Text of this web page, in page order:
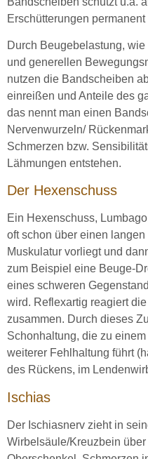
Erschütterungen
Durch Beugebelastung,
und generellen
nutzen die Bandscheiben
einreißen und Anteile des
das nennt man einen
Nervenwurzeln/
Schmerzen bzw.
Lähmungen entstehen.
Der Hexenschuss
Ein Hexenschuss,
oft schon über einen
Muskulatur vorliegt und
zum Beispiel eine Beuge-
eines schweren
wird. Reflexartig reagiert
zusammen. Durch dieses
Schonhaltung, die zu
weiterer Fehlhaltung führt
des Rückens, im
Ischias
Der Ischiasnerv zieht in
Wirbelsäule/Kreuzbein